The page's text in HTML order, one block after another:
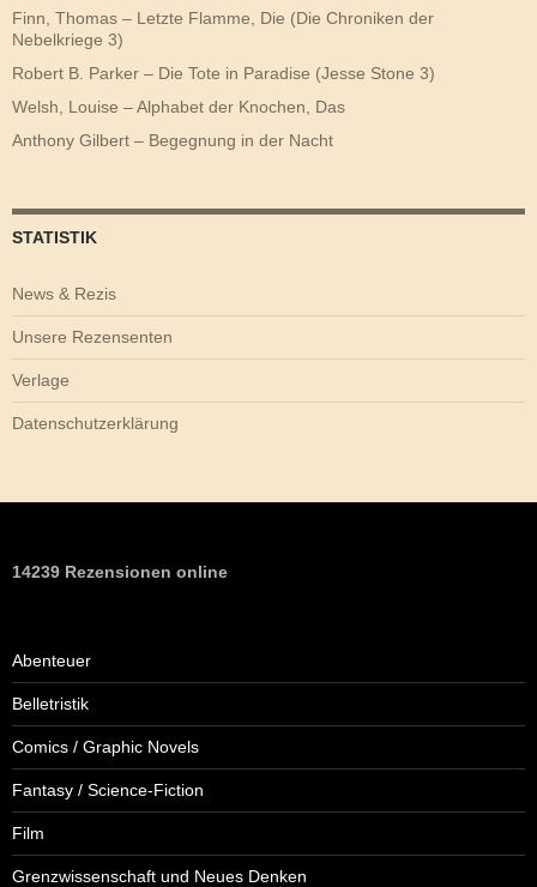
Finn, Thomas – Letzte Flamme, Die (Die Chroniken der
Nebelkriege 3)
Robert B. Parker – Die Tote in Paradise (Jesse Stone 3)
Welsh, Louise – Alphabet der Knochen, Das
Anthony Gilbert – Begegnung in der Nacht
STATISTIK
News & Rezis
Unsere Rezensenten
Verlage
Datenschutzerklärung
14239 Rezensionen online
Abenteuer
Belletristik
Comics / Graphic Novels
Fantasy / Science-Fiction
Film
Grenzwissenschaft und Neues Denken